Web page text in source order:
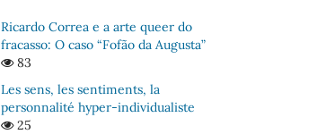
Ricardo Correa e a arte queer do
fracasso: O caso “Fofão da Augusta”
83
Les sens, les sentiments, la
personnalité hyper-individualiste
25